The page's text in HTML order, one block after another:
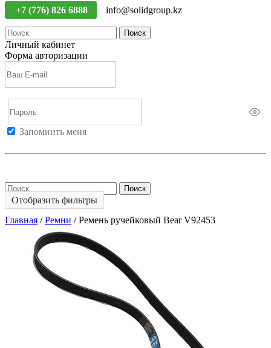
+7 (776) 826 6888 info@solidgroup.kz
Поиск
Личный кабинет
Форма авторизации
Запомнить меня
Поиск
Отобразить фильтры
Главная / Ремни / Ремень ручейковый Bear V92453